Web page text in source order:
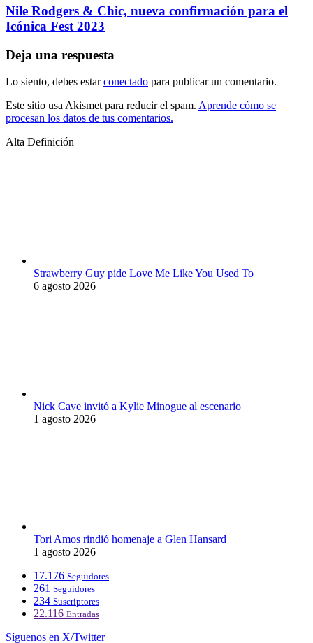
Nile Rodgers & Chic, nueva confirmación para el
Icónica Fest 2023
Deja una respuesta
Lo siento, debes estarconectado para publicar un comentario.
Este sitio usa Akismet para reducir el spam. Aprende cómo se
procesan los datos de tus comentarios.
Alta Definición
Strawberry Guy pide Love Me Like You Used To
6 agosto 2026
Nick Cave invitó a Kylie Minogue al escenario
1 agosto 2026
Tori Amos rindió homenaje a Glen Hansard
1 agosto 2026
17.176 Seguidores
261 Seguidores
234 Suscriptores
22.116 Entradas
Síguenos en X/Twitter